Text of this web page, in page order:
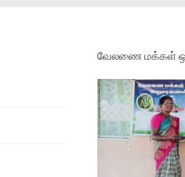
வேலணை மக்கள்